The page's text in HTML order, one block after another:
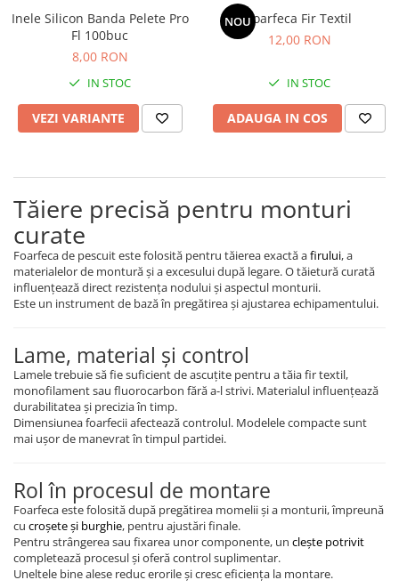
Vartej pescuit
Agrafe pescuit
Rig pescuit
Opritoare pescuit
Crosete si burghie pescuit
Foarfeca pescuit
Echipament de bază
Lansete feeder
Mulinete feeder
Fire feeder
Momitoare method feeder
Matriță method feeder
Montură feeder
Coșulețe feeder
Nadă și momeală
Nadă feeder
Momeală cârlig feeder
Pelete
Pop-up
Inele Silicon Banda Pelete Pro
Fl 100buc
8,00 RON
IN STOC
VEZI VARIANTE
NOUFoarfeca Fir Textil
12,00 RON
IN STOC
ADAUGA IN COS
Tăiere precisă pentru monturi
curate
Foarfeca de pescuit este folosită pentru tăierea exactă afirului, a
materialelor de montură și a excesului după legare. O tăietură curată
influențează direct rezistența nodului și aspectul monturii.
Este un instrument de bază în pregătirea și ajustarea echipamentului.
Lame, material și control
Lamele trebuie să fie suficient de ascuțite pentru a tăia fir textil,
monofilament sau fluorocarbon fără a-l strivi. Materialul influențează
durabilitatea și precizia în timp.
Dimensiunea foarfecii afectează controlul. Modelele compacte sunt
mai ușor de manevrat în timpul partidei.
Rol în procesul de montare
Foarfeca este folosită după pregătirea momelii și a monturii, împreună
cu croșete și burghie, pentru ajustări finale.
Pentru strângerea sau fixarea unor componente, un clește potrivit
completează procesul și oferă control suplimentar.
Uneltele bine alese reduc erorile și cresc eficiența la montare.